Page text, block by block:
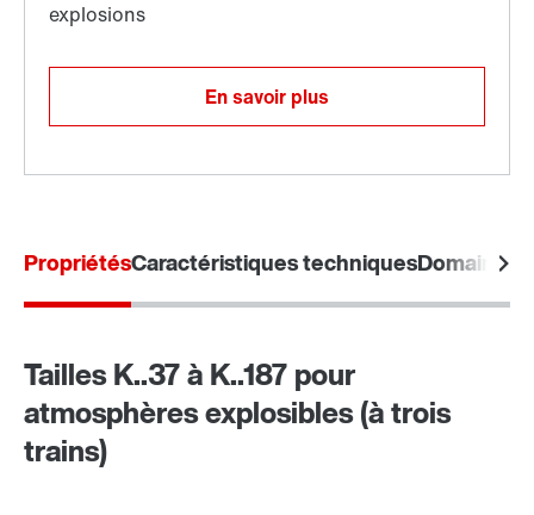
Protection de surface et protection anticorrosion
En savoir plus
PropriétésCaractéristiques techniquesDomaines
Tailles K..37 à K..187 pour
atmosphères explosibles (à trois
trains)